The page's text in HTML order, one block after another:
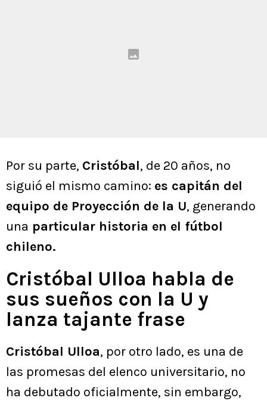
Por su parte, Cristóbal, de 20 años, no
siguió el mismo camino: es capitán del
equipo de Proyección de la U, generando
una particular historia en el fútbol
chileno.
Cristóbal Ulloa habla de
sus sueños con la U y
lanza tajante frase
Cristóbal Ulloa, por otro lado, es una de
las promesas del elenco universitario, no
ha debutado oficialmente, sin embargo,